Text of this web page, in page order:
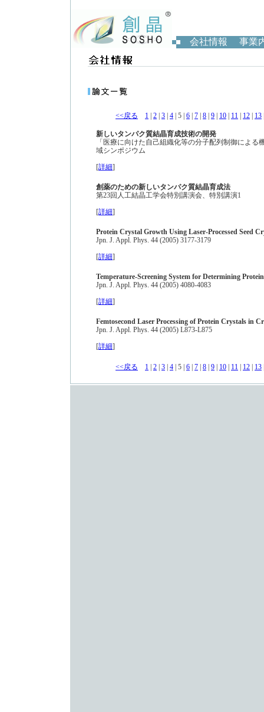
会社情報 事業
<<戻る 1 2 3 4 | 5 | 6 7 8 9 10 11 12 13
新しいタンパク質結晶育成技術の開発
「医療に向けた自己組織化等の分子配列制御によ
域シンポジウム
[詳細]
創薬のための新しいタンパク質結晶育成法
第23回人工結晶工学会特別講演会、特別講演1
[詳細]
Protein Crystal Growth Using Laser-Processed Seed
Jpn. J. Appl. Phys. 44 (2005) 3177-3179
[詳細]
Temperature-Screening System for Determining
Jpn. J. Appl. Phys. 44 (2005) 4080-4083
[詳細]
Femtosecond Laser Processing of Protein Crystals in
Jpn. J. Appl. Phys. 44 (2005) L873-L875
[詳細]
<<戻る 1 2 3 4 | 5 | 6 7 8 9 10 11 12 13